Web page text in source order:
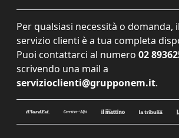
Per qualsiasi necessità o domanda,
servizio clienti è a tua completa
Puoi contattarci al numero 02
scrivendo una mail a
servizioclienti@grupponem.it.